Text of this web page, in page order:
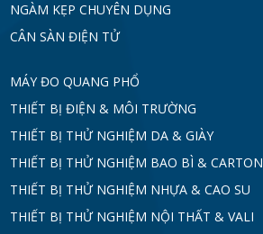
NGÀM KẸP CHUYÊN DỤNG
CÂN SÀN ĐIỆN TỬ
MÁY ĐO QUANG PHỔ
THIẾT BỊ ĐIỆN & MÔI TRƯỜNG
THIẾT BỊ THỬ NGHIỆM DA & GIÀY
THIẾT BỊ THỬ NGHIỆM BAO BÌ & CARTON
THIẾT BỊ THỬ NGHIỆM NHỰA & CAO SU
THIẾT BỊ THỬ NGHIỆM NỘI THẤT & VALI
712